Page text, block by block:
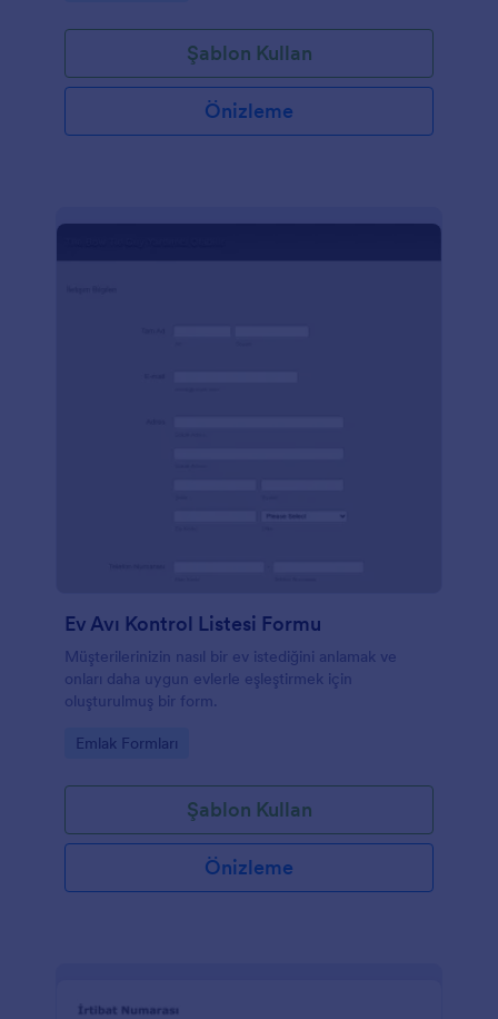
olacaktır. Bu ticari gayrimenkul değerlendirme talep
formu ile birkaç mülk türü sunabilir ve müşterilerinize
kişisel veya ticari kullanımları için en iyi alanı
sunabilirsiniz. Bu form sadece yer kiralamak için
değil, aynı zamanda devlet işletmeleri için sorular
Şablon Kullan
Önizleme
Ev Avı Kontrol Listesi Formu
Müşterilerinizin nasıl bir ev istediğini anlamak ve
onları daha uygun evlerle eşleştirmek için
oluşturulmuş bir form.
Go to Category:
Emlak Formları
Şablon Kullan
Önizleme